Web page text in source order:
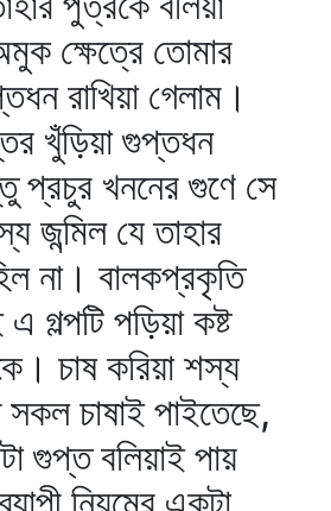
ক্ষেত্রে তোমার
রাখিয়া গেলাম।
খুঁড়িয়া গুপ্তধন
প্রচুর খননের গুণে সে
জন্মিল যে তাহার
না। বালকপ্রকৃতি
গল্পটি পড়িয়া কষ্ট
চাষ করিয়া শস্য
চাষাই পাইতেছে,
গুপ্ত বলিয়াই পায়